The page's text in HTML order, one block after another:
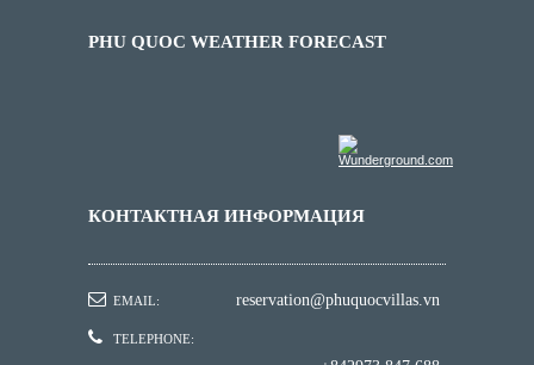
PHU QUOC WEATHER FORECAST
КОНТАКТНАЯ ИНФОРМАЦИЯ
EMAIL: reservation@phuquocvillas.vn
TELEPHONE: